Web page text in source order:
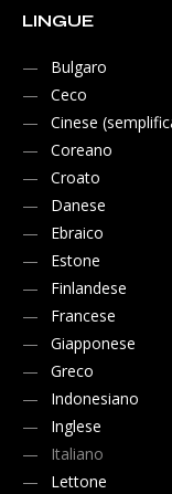
LINGUE
Bulgaro
Ceco
Cinese
Coreano
Croato
Danese
Ebraico
Estone
Finlandese
Francese
Giapponese
Greco
Indonesiano
Inglese
Italiano
Lettone